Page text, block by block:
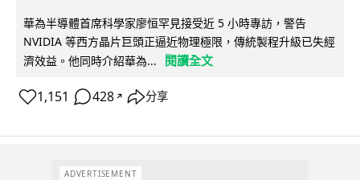
華為半導體首席科學家廖恒罕見接受近 5 小時專訪，警告
NVIDIA 等西方晶片巨頭正逼近物理極限，傳統製程升級已失經
濟效益。他同時介紹華為...
閱讀全文
1,151 428 ↗ 分享
ADVERTISEMENT